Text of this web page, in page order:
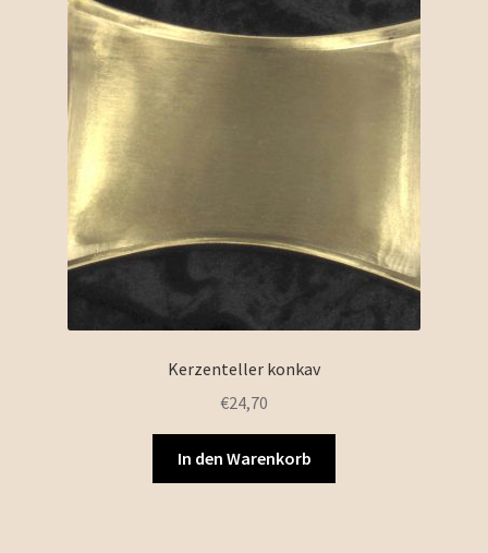
Kerzenteller konkav
€24,70
In den Warenkorb